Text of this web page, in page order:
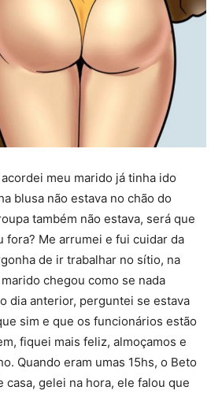
meu marido já tinha ido
blusa não estava no chão do
também não estava, será que
fora? Me arrumei e fui cuidar da
de ir trabalhar no sítio, na
chegou como se nada
dia anterior, perguntei se estava
sim e que os funcionários estão
fiquei mais feliz, almoçamos e
Quando eram umas 15hs, o Beto
casa, gelei na hora, ele falou que